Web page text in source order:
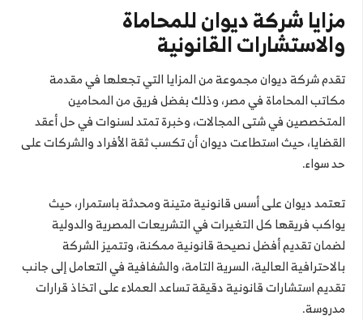
مزايا شركة ديوان للمحاماة
والاستشارات القانونية
تقدم شركة ديوان مجموعة من المزايا التي تجعلها في مقدمة
مكاتب المحاماة في مصر، وذلك بفضل فريق من المحامين
المتخصصين في شتى المجالات، وخبرة تمتد لسنوات في حل أعقد
القضايا، حيث استطاعت ديوان أن تكسب ثقة الأفراد والشركات على
حد سواء.
تعتمد ديوان على أسس قانونية متينة ومحدثة باستمرار، حيث
يواكب فريقها كل التغيرات في التشريعات المصرية والدولية
لضمان تقديم أفضل نصيحة قانونية ممكنة، وتتميز الشركة
بالاحترافية العالية، السرية التامة، والشفافية في التعامل إلى جانب
تقديم استشارات قانونية دقيقة تساعد العملاء على اتخاذ قرارات
مدروسة.